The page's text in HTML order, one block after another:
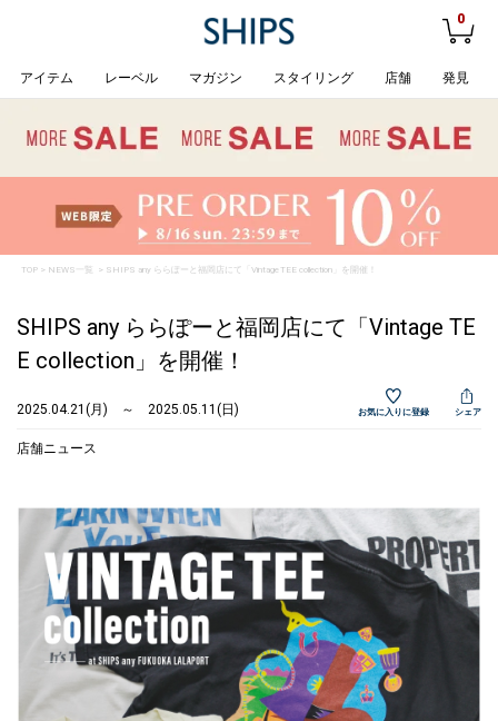
0
アイテム レーベル マガジン スタイリング 店舗 発見
TOP> NEWS一覧 > SHIPS any ららぽーと福岡店にて「Vintage TEE collection」を開催！
SHIPS any ららぽーと福岡店にて「Vintage TE
E collection」を開催！
2025.04.21(月) ～ 2025.05.11(日) お気に入りに登録 シェア
店舗ニュース